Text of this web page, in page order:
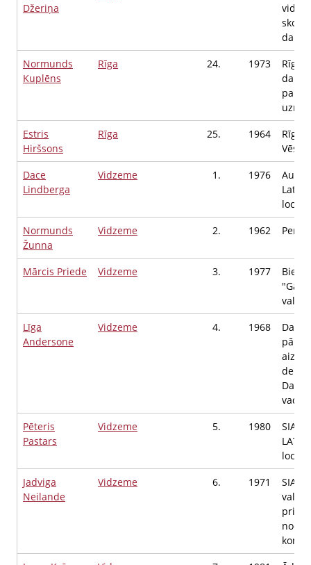
Džeriņa
Normunds
Kuplēns
Rīga 24. 1973
Rīgas
Estris
Hiršsons
Rīga 25. 1964
Rīgas
Dace
Lindberga
Vidzeme 1. 1976
Normunds
Žunna
Vidzeme 2. 1962
Mārcis Priede Vidzeme 3. 1977
Līga
Andersone
Vidzeme 4. 1968
Pēteris
Pastars
Vidzeme 5. 1980
SIA
Jadviga
Neilande
Vidzeme 6. 1971
SIA
valdes